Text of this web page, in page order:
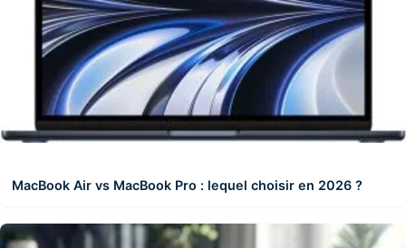
MacBook Air vs MacBook Pro : lequel choisir en 2026 ?